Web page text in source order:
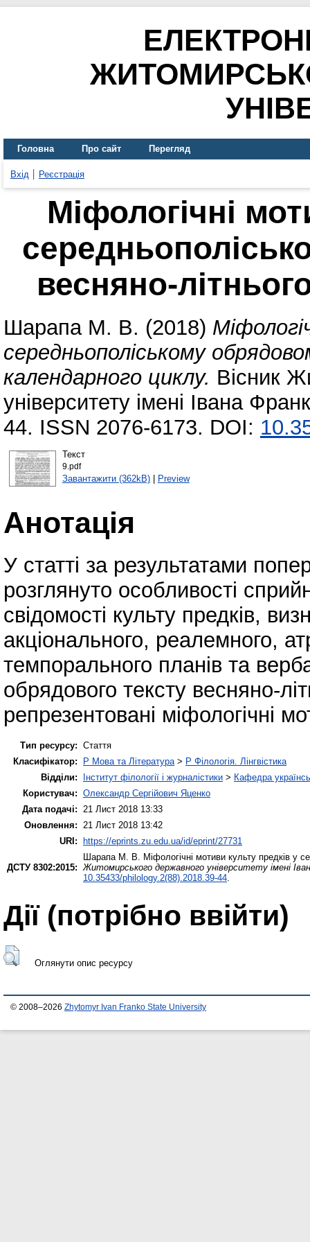
Головна Про сайт Перегляд
Вхід Реєстрація
Міфологічні
весняно-
Шарапа М. В. (2018)
середньополіському
календарного циклу. Вісник
університету імені Івана
44. ISSN 2076-6173. DOI:
Текст
9.pdf
Завантажити (362kB)| Preview
Анотація
У статті за результатами
розглянуто особливості
свідомості культу предків,
акціонального, реалемного,
темпорального планів та
обрядового тексту весняно-
репрезентовані міфологічні
Тип ресурсу: Стаття
Класифікатор:
P Мова та Література > P Філологія. Лінгвістика
Відділи:
Інститут філології і журналістики > Кафедра
Користувач: Олександр Сергійович Яценко
Дата подачі:
21 Лист 2018 13:33
Оновлення:
21 Лист 2018 13:42
URI: https://eprints.zu.edu.ua/id/eprint/27731
ДСТУ 8302:2015:
Шарапа М. В.
Міфологічні мотиви культу предків у
Житомирського державного університету імені
10.35433/philology.2(88).2018.39-44
Дії ​​(потрібно ввійти)
Оглянути опис ресурсу
© 2008–2026 Zhytomyr Ivan Franko State University